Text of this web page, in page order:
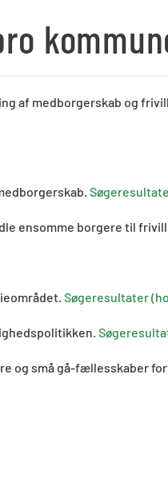
af medborgerskab og
ensomme borgere til
Søgeresultater
og små gå-fællesskaber